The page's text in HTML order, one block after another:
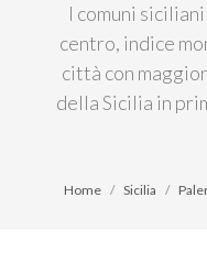
I comuni
centro, indice
città con
della Sicilia in
Home Sicilia